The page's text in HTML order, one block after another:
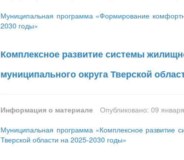
Муниципальная программа «Формирование
2030 годы»
Комплексное развитие системы
муниципального округа Тверской
Информация о материале
Опубликовано: 09
Муниципальная программа «Комплексное развитие
Тверской области на 2025-2030 годы»